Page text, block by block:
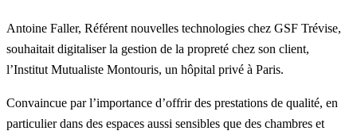
Antoine Faller, Référent nouvelles technologies chez GSF Trévise,
souhaitait digitaliser la gestion de la propreté chez son client,
l’Institut Mutualiste Montouris, un hôpital privé à Paris.
Convaincue par l’importance d’offrir des prestations de qualité, en
particulier dans des espaces aussi sensibles que des chambres et